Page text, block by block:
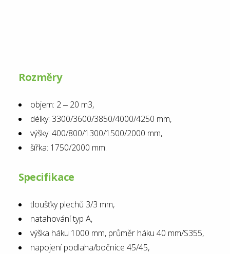
Rozměry
objem: 2 ‒ 20 m3,
délky: 3300/3600/3850/4000/4250 mm,
výšky: 400/800/1300/1500/2000 mm,
šířka: 1750/2000 mm.
Specifikace
tloušťky plechů 3/3 mm,
natahování typ A,
výška háku 1000 mm, průměr háku 40 mm/S355,
napojení podlaha/bočnice 45/45,